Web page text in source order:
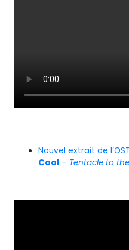
Nouvel extrait de
Cool – Tentacle to